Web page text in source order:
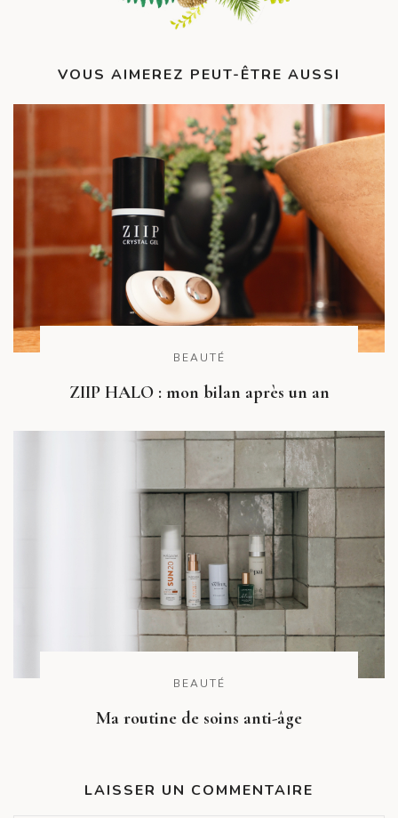
VOUS AIMEREZ PEUT-ÊTRE AUSSI
BEAUTÉ
ZIIP HALO : mon bilan après un an
BEAUTÉ
Ma routine de soins anti-âge
LAISSER UN COMMENTAIRE